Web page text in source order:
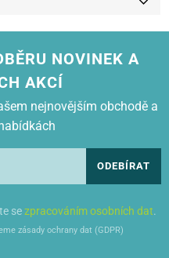
NOVINEK A
AKCÍ
nejnovějším obchodě a
ODEBÍRAT
sezpracováním osobních dat.
zásady ochrany dat (GDPR)